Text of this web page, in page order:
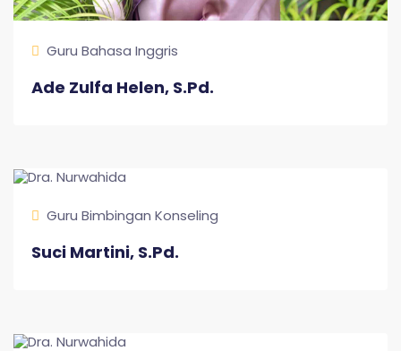
Guru Bahasa Inggris
Ade Zulfa Helen, S.Pd.
Guru Bimbingan Konseling
Suci Martini, S.Pd.